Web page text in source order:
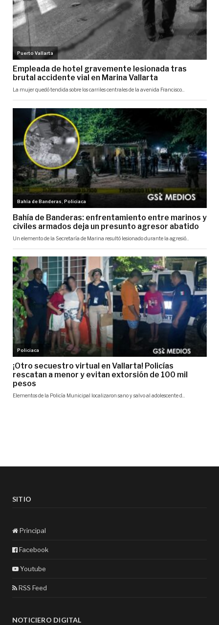
SITIO
Principal
Facebook
Youtube
RSS Feed
NOTICIERO DIGITAL